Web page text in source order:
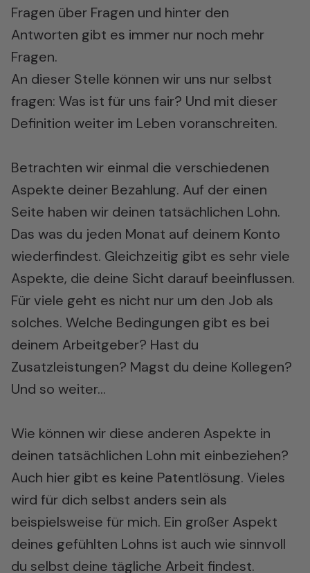
Fragen über Fragen und hinter den
Antworten gibt es immer nur noch mehr
Fragen.
An dieser Stelle können wir uns nur selbst
fragen: Was ist für uns fair? Und mit dieser
Definition weiter im Leben voranschreiten.
Betrachten wir einmal die verschiedenen
Aspekte deiner Bezahlung. Auf der einen
Seite haben wir deinen tatsächlichen Lohn.
Das was du jeden Monat auf deinem Konto
wiederfindest. Gleichzeitig gibt es sehr viele
Aspekte, die deine Sicht darauf beeinflussen.
Für viele geht es nicht nur um den Job als
solches. Welche Bedingungen gibt es bei
deinem Arbeitgeber? Hast du
Zusatzleistungen? Magst du deine Kollegen?
Und so weiter…
Wie können wir diese anderen Aspekte in
deinen tatsächlichen Lohn mit einbeziehen?
Auch hier gibt es keine Patentlösung. Vieles
wird für dich selbst anders sein als
beispielsweise für mich. Ein großer Aspekt
deines gefühlten Lohns ist auch wie sinnvoll
du selbst deine tägliche Arbeit findest.